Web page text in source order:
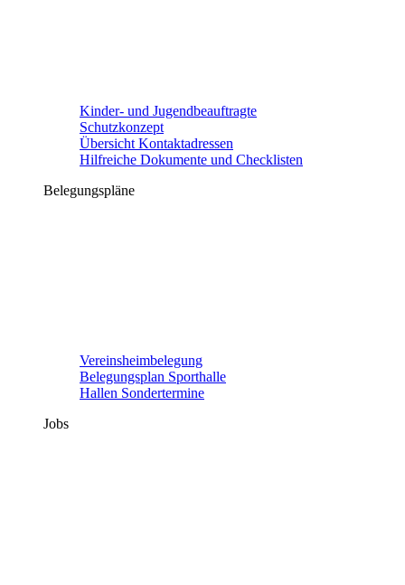
Kinder- und Jugendbeauftragte
Schutzkonzept
Übersicht Kontaktadressen
Hilfreiche Dokumente und Checklisten
Belegungspläne
Vereinsheimbelegung
Belegungsplan Sporthalle
Hallen Sondertermine
Jobs